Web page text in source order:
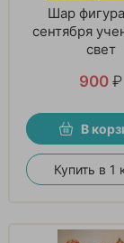
Шар
сентября
свет
900 ₽
В
Купить в 1